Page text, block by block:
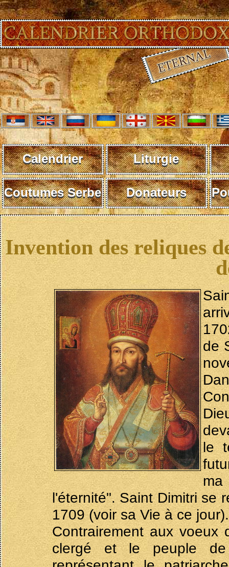
Calendrier Liturgie
Coutumes Serbe Donateurs
Invention des reliques
de
le
ma
l'éternité". Saint Dimitri se
1709 (voir sa Vie à ce jour).
Contrairement aux voeux
clergé et le peuple de